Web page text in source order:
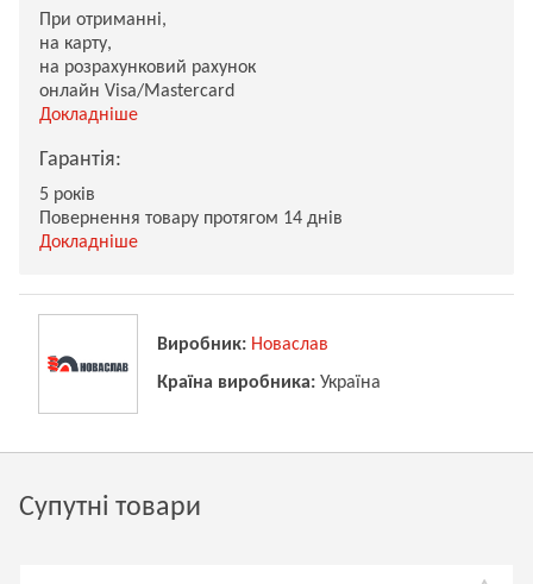
При отриманні,
на карту,
на розрахунковий рахунок
онлайн Visa/Mastercard
Докладніше
Гарантія:
5 років
Повернення товару протягом 14 днів
Докладніше
Виробник: Новаслав
Країна виробника: Україна
Супутні товари